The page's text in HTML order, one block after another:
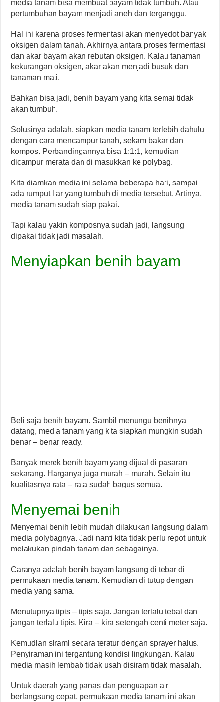
media tanam bisa membuat bayam tidak tumbuh. Atau
pertumbuhan bayam menjadi aneh dan terganggu.
Hal ini karena proses fermentasi akan menyedot banyak
oksigen dalam tanah. Akhirnya antara proses fermentasi
dan akar bayam akan rebutan oksigen. Kalau tanaman
kekurangan oksigen, akar akan menjadi busuk dan
tanaman mati.
Bahkan bisa jadi, benih bayam yang kita semai tidak
akan tumbuh.
Solusinya adalah, siapkan media tanam terlebih dahulu
dengan cara mencampur tanah, sekam bakar dan
kompos. Perbandingannya bisa 1:1:1, kemudian
dicampur merata dan di masukkan ke polybag.
Kita diamkan media ini selama beberapa hari, sampai
ada rumput liar yang tumbuh di media tersebut. Artinya,
media tanam sudah siap pakai.
Tapi kalau yakin komposnya sudah jadi, langsung
dipakai tidak jadi masalah.
Menyiapkan benih bayam
Beli saja benih bayam. Sambil menungu benihnya
datang, media tanam yang kita siapkan mungkin sudah
benar – benar ready.
Banyak merek benih bayam yang dijual di pasaran
sekarang. Harganya juga murah – murah. Selain itu
kualitasnya rata – rata sudah bagus semua.
Menyemai benih
Menyemai benih lebih mudah dilakukan langsung dalam
media polybagnya. Jadi nanti kita tidak perlu repot untuk
melakukan pindah tanam dan sebagainya.
Caranya adalah benih bayam langsung di tebar di
permukaan media tanam. Kemudian di tutup dengan
media yang sama.
Menutupnya tipis – tipis saja. Jangan terlalu tebal dan
jangan terlalu tipis. Kira – kira setengah centi meter saja.
Kemudian sirami secara teratur dengan sprayer halus.
Penyiraman ini tergantung kondisi lingkungan. Kalau
media masih lembab tidak usah disiram tidak masalah.
Untuk daerah yang panas dan penguapan air
berlangsung cepat, permukaan media tanam ini akan